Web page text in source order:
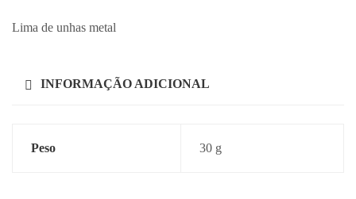
Lima de unhas metal
INFORMAÇÃO ADICIONAL
Peso 30 g